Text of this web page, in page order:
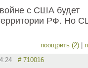
с США будет
РФ. Но
поощрить (2)
# 710016